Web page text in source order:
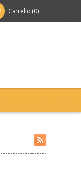
Carrello (0)